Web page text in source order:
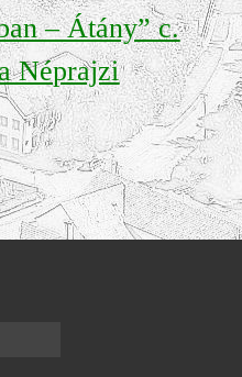
– Átány” c.
Néprajzi